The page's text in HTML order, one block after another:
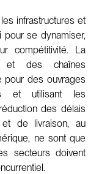
infrastructures et
pour se dynamiser,
compétitivité. La
et des chaînes
pour des ouvrages
et utilisant les
des délais
de livraison, au
ne sont que
secteurs doivent